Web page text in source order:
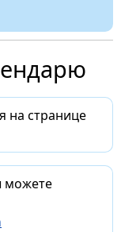
на странице
можете